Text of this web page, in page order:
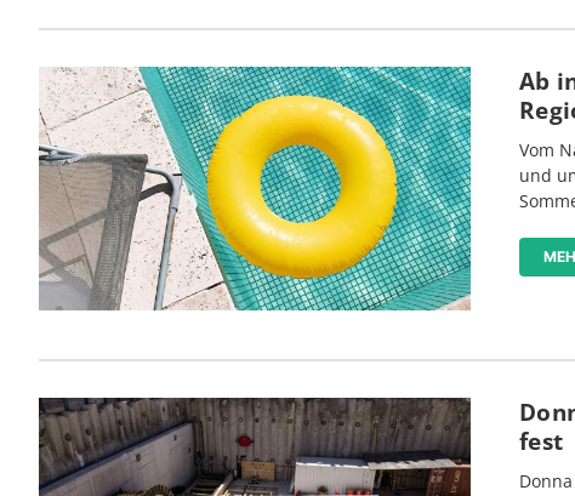
Ab
Vom
und
fest